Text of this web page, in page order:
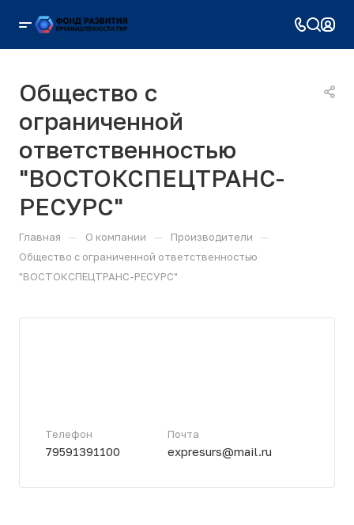
Общество с
ограниченной
ответственностью
"ВОСТОКСПЕЦТРАНС-
РЕСУРС"
Главная — О компании — Производители —
Общество с ограниченной ответственностью
"ВОСТОКСПЕЦТРАНС-РЕСУРС"
Телефон
79591391100
Почта
expresurs@mail.ru